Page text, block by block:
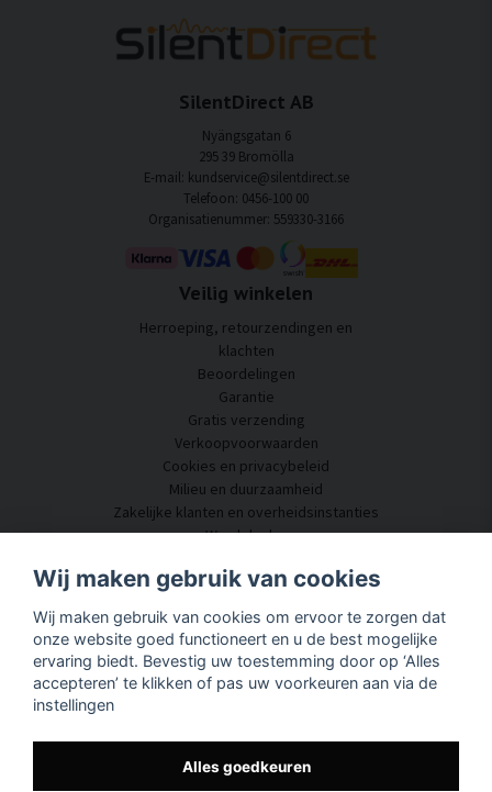
SilentDirect AB
Nyängsgatan 6
295 39 Bromölla
E-mail: kundservice@silentdirect.se
Telefoon: 0456-100 00
Organisatienummer: 559330-3166
Veilig winkelen
Herroeping, retourzendingen en
klachten
Beoordelingen
Garantie
Gratis verzending
Verkoopvoorwaarden
Cookies en privacybeleid
Milieu en duurzaamheid
Zakelijke klanten en overheidsinstanties
Word dealer
Klantenservice
Neem contact met ons op
Akoestisch advies
Montage en installatie
Vragen en antwoorden
Volg uw pakket hier
Over SilentDirect
Wij maken gebruik van cookies
Wij maken gebruik van cookies om ervoor te zorgen dat
onze website goed functioneert en u de best mogelijke
ervaring biedt. Bevestig uw toestemming door op ‘Alles
accepteren’ te klikken of pas uw voorkeuren aan via de
instellingen
Alles goedkeuren